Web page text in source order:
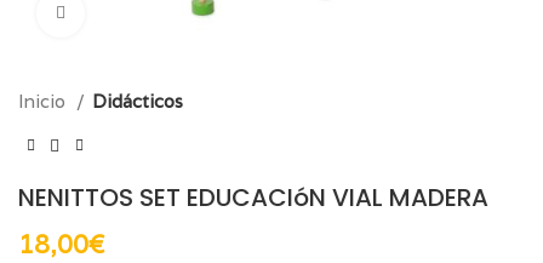
Click para aumentar
Inicio Didácticos
NENITTOS SET EDUCACIóN VIAL MADERA
18,00€